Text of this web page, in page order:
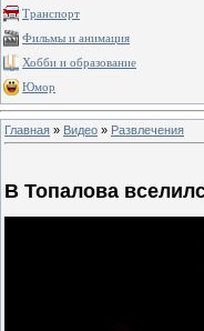
Транспорт
Фильмы и анимация
Хобби и образование
Юмор
Главная » Видео » Развлечения
В Топалова